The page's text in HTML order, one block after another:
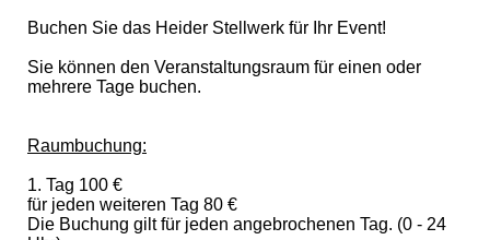
Buchen Sie das Heider Stellwerk für Ihr Event!
Sie können den Veranstaltungsraum für einen oder
mehrere Tage buchen.
Raumbuchung:
1. Tag 100 €
für jeden weiteren Tag 80 €
Die Buchung gilt für jeden angebrochenen Tag. (0 - 24